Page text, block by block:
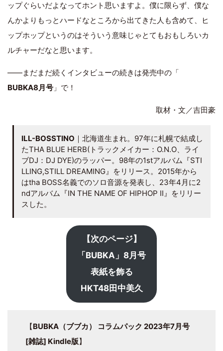
ップぐらいだよなってホント思いますよ。僕に限らず、僕な
んかよりもっとハードなところから出てきた人も含めて、ヒ
ップホップというのはそういう意味じゃとてもおもしろいカ
ルチャーだなと思います。
――まだまだ続くインタビューの続きは発売中の「
BUBKA8月号 」で！
取材・文／吉田豪
ILL-BOSSTINO ｜北海道生まれ。97年に札幌で結成し
たTHA BLUE HERB(トラックメイカー：O.N.O、ライ
ブDJ：DJ DYE)のラッパー。98年の1stアルバム『STI
LLING,STILL DREAMING』をリリース。2015年から
はtha BOSS名義でのソロ音源を発表し、23年4月に2
ndアルバム『IN THE NAME OF HIPHOP II』をリリー
スした。
【次のページ】
「BUBKA」8月号
表紙を飾る
HKT48田中美久
【BUBKA（ブブカ） コラムパック 2023年7月号
[雑誌] Kindle版】